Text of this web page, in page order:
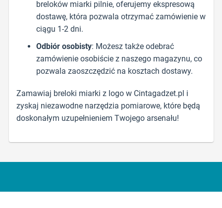
breloków miarki pilnie, oferujemy ekspresową
dostawę, która pozwala otrzymać zamówienie w
ciągu 1-2 dni.
Odbiór osobisty: Możesz także odebrać
zamówienie osobiście z naszego magazynu, co
pozwala zaoszczędzić na kosztach dostawy.
Zamawiaj breloki miarki z logo w Cintagadzet.pl i
zyskaj niezawodne narzędzia pomiarowe, które będą
doskonałym uzupełnieniem Twojego arsenału!